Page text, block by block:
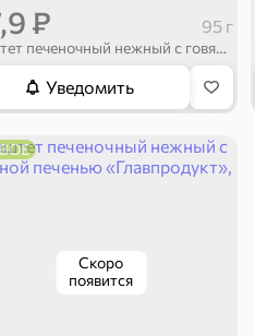
₽ 95 г
Паштет печеночный нежный с говяжьей печенью «Главпродукт», 95 г
Уведомить
Скоро
появится